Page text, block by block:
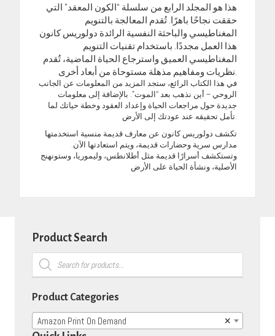
هذا هو المجلد الرابع من سلسلة “الكون المعقد” التي
حققت نجاحًا باهرًا. تُقدم المعالجة بالتنويم
المغناطيسي والباحثة النفسية الرائدة دولوريس كانون
هذا العمل مجددًا. باستخدام تقنيات التنويم
المغناطيسي العميق واسترجاع الحياة الماضية، تُقدم
نظريات ومفاهيم مذهلة مستوحاة من أبعاد أخرى.
في هذا الكتاب الرائع، ستجد المزيد من المعلومات عن الجانب
الروحي – أين نذهب بعد “الموت”. بالإضافة إلى معلومات
جديدة حول مراجعات الحياة وإعداد العقود وخطة حياتك لما
تأمل تحقيقه عند عودتك إلى الأرض.
تكشف دولوريس كانون عن معارف قديمة منسية استخدمتها
مدارس سرية وحضارات قديمة، ويتم استعادتها الآن.
وتستكشف أسرارًا قديمة مثل أطلانطس، وليموريا، وستونهنج
الأصلية، ونشأة الحياة على الأرض
Product Search
Products
search
Product Categories
×
Amazon Print On Demand